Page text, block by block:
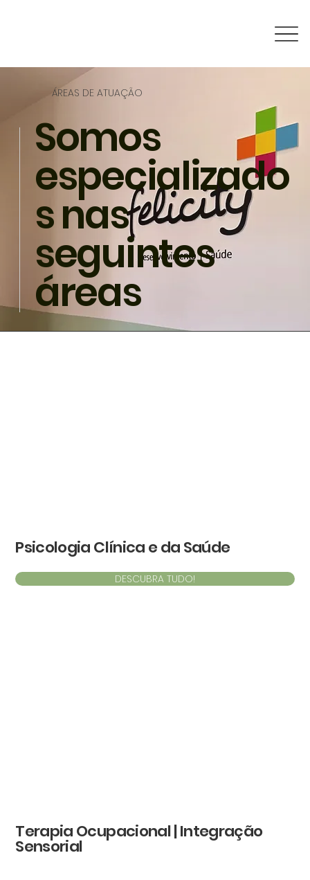
ÁREAS DE ATUAÇÃO
Somos
especializado
s nas
seguintes
áreas
Psicologia Clínica e da Saúde
DESCUBRA TUDO!
Terapia Ocupacional | Integração
Sensorial